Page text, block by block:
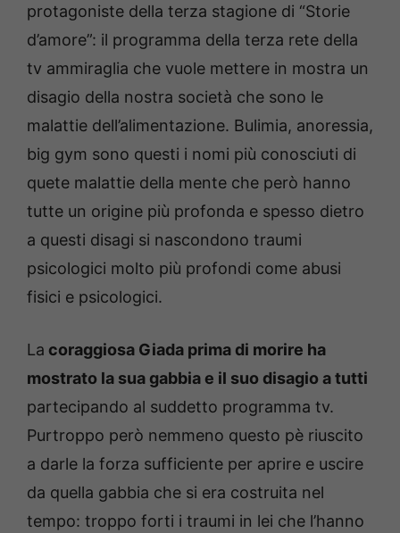
protagoniste della terza stagione di “Storie
d’amore”: il programma della terza rete della
tv ammiraglia che vuole mettere in mostra un
disagio della nostra società che sono le
malattie dell’alimentazione. Bulimia, anoressia,
big gym sono questi i nomi più conosciuti di
quete malattie della mente che però hanno
tutte un origine più profonda e spesso dietro
a questi disagi si nascondono traumi
psicologici molto più profondi come abusi
fisici e psicologici.
La coraggiosa Giada prima di morire ha
mostrato la sua gabbia e il suo disagio a tutti
partecipando al suddetto programma tv.
Purtroppo però nemmeno questo pè riuscito
a darle la forza sufficiente per aprire e uscire
da quella gabbia che si era costruita nel
tempo: troppo forti i traumi in lei che l’hanno